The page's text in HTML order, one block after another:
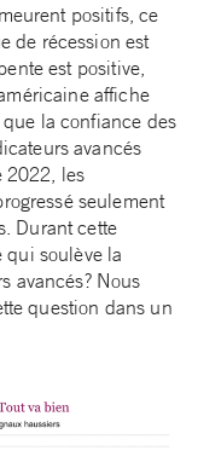
positifs, ce
de récession est
est positive,
affiche
la confiance des
avancés
2022, les
seulement
Durant cette
qui soulève la
avancés? Nous
question dans un